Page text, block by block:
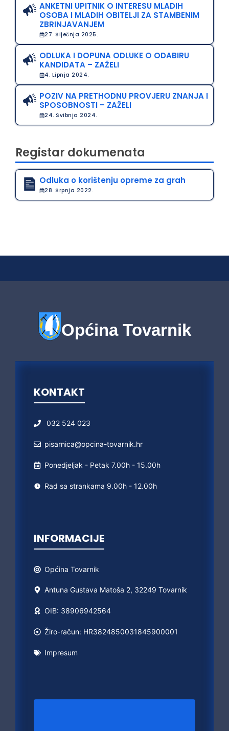
ANKETNI UPITNIK O INTERESU MLADIH
OSOBA I MLADIH OBITELJI ZA STAMBENIM
ZBRINJAVANJEM
27. Siječnja 2025.
ODLUKA I DOPUNA ODLUKE O ODABIRU
KANDIDATA – ZAŽELI
4. Lipnja 2024.
POZIV NA PRETHODNU PROVJERU ZNANJA I
SPOSOBNOSTI – ZAŽELI
24. Svibnja 2024.
Registar dokumenata
Odluka o korištenju opreme za grah
28. Srpnja 2022.
Općina Tovarnik
KONTAKT
032 524 023
pisarnica@opcina-tovarnik.hr
Ponedjeljak - Petak 7.00h - 15.00h
Rad sa strankama 9.00h - 12.00h
INFORMACIJE
Općina Tovarnik
Antuna Gustava Matoša 2, 32249 Tovarnik
OIB: 38906942564
Žiro-račun: HR3824850031845900001
Impresum